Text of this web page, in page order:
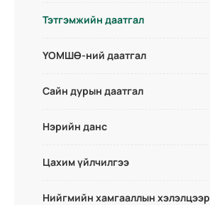
Тэтгэмжийн даатгал
ҮОМШӨ-ний даатгал
Сайн дурын даатгал
Нэрийн данс
Цахим үйлчилгээ
Нийгмийн хамгааллын хэлэлцээр